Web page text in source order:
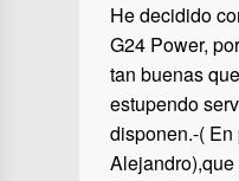
He decidido
G24 Power,
tan buenas
estupendo
disponen.-(